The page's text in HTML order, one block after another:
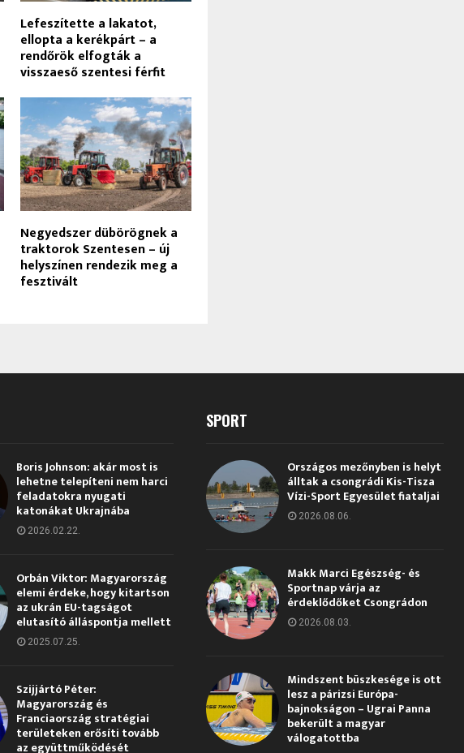
Lefeszítette a lakatot,
ellopta a kerékpárt – a
rendőrök elfogták a
visszaeső szentesi férfit
Negyedszer dübörögnek a
traktorok Szentesen – új
helyszínen rendezik meg a
fesztivált
Boris Johnson: akár most is
lehetne telepíteni nem harci
feladatokra nyugati
katonákat Ukrajnába
2026.02.22.
Orbán Viktor: Magyarország
elemi érdeke, hogy kitartson
az ukrán EU-tagságot
elutasító álláspontja mellett
2025.07.25.
Szijjártó Péter:
Magyarország és
Franciaország stratégiai
területeken erősíti tovább
az együttműködését
SPORT
Országos mezőnyben is helyt
álltak a csongrádi Kis-Tisza
Vízi-Sport Egyesület fiataljai
2026.08.06.
Makk Marci Egészség- és
Sportnap várja az
érdeklődőket Csongrádon
2026.08.03.
Mindszent büszkesége is ott
lesz a párizsi Európa-
bajnokságon – Ugrai Panna
bekerült a magyar
válogatottba